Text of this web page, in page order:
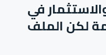
في
لكن الملف